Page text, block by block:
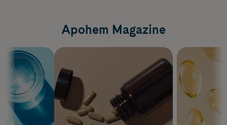
Apohem Magazine